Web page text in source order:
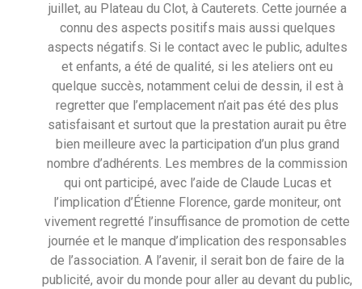
juillet, au Plateau du Clot, à Cauterets. Cette journée a
connu des aspects positifs mais aussi quelques
aspects négatifs. Si le contact avec le public, adultes
et enfants, a été de qualité, si les ateliers ont eu
quelque succès, notamment celui de dessin, il est à
regretter que l’emplacement n’ait pas été des plus
satisfaisant et surtout que la prestation aurait pu être
bien meilleure avec la participation d’un plus grand
nombre d’adhérents. Les membres de la commission
qui ont participé, avec l’aide de Claude Lucas et
l’implication d’Étienne Florence, garde moniteur, ont
vivement regretté l’insuffisance de promotion de cette
journée et le manque d’implication des responsables
de l’association. A l’avenir, il serait bon de faire de la
publicité, avoir du monde pour aller au devant du public,